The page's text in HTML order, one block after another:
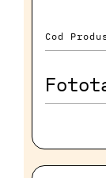
Cod